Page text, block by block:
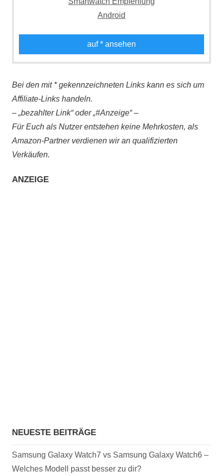
auf* ansehen
Bei den mit * gekennzeichneten Links kann es sich um
Affiliate-Links handeln.
– „bezahlter Link“ oder „#Anzeige“ –
Für Euch als Nutzer entstehen keine Mehrkosten, als
Amazon-Partner verdienen wir an qualifizierten
Verkäufen.
ANZEIGE
NEUESTE BEITRÄGE
Samsung Galaxy Watch7 vs Samsung Galaxy Watch6 –
Welches Modell passt besser zu dir?